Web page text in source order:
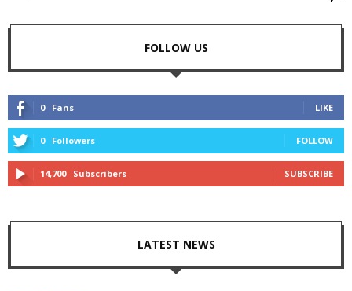
FOLLOW US
0 Fans LIKE
0 Followers FOLLOW
14,700 Subscribers SUBSCRIBE
LATEST NEWS